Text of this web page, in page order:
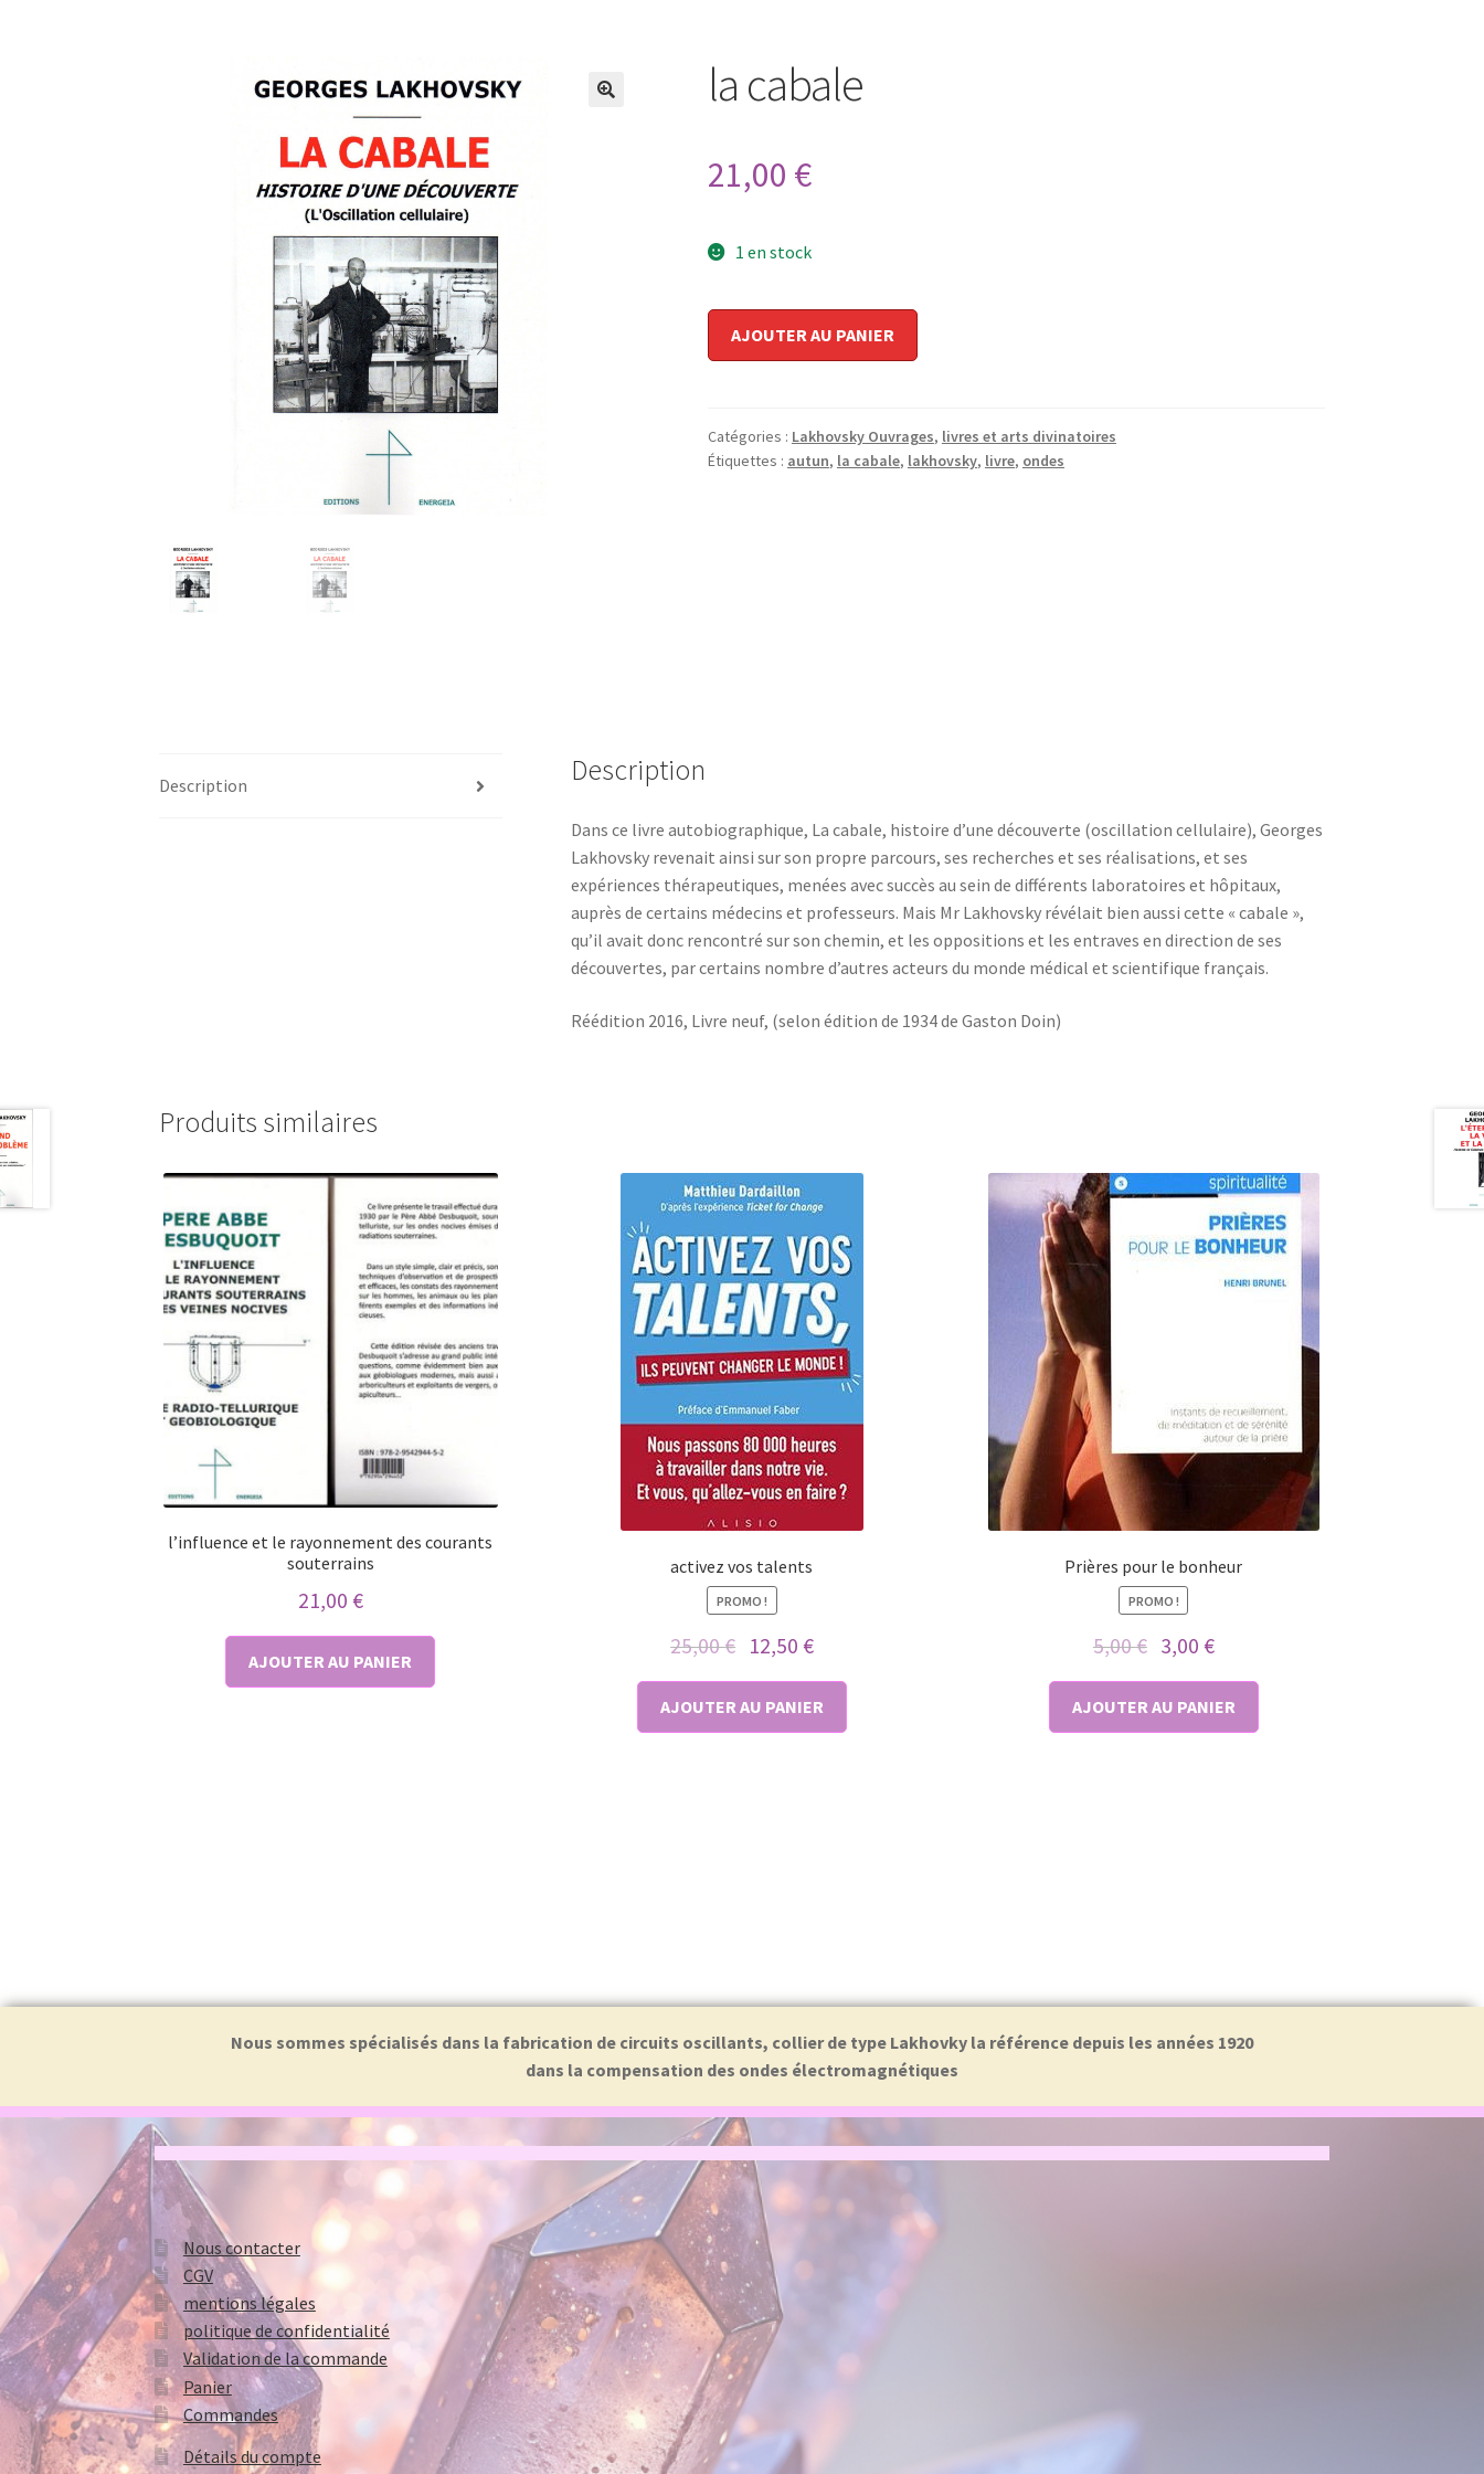
la cabale
21,00 €
1 en stock
AJOUTER AU PANIER
Catégories : Lakhovsky Ouvrages, livres et arts divinatoires
Étiquettes : autun, la cabale, lakhovsky, livre, ondes
Description Description
Dans ce livre autobiographique, La cabale, histoire d’une découverte (oscillation cellulaire), Georges
Lakhovsky revenait ainsi sur son propre parcours, ses recherches et ses réalisations, et ses
expériences thérapeutiques, menées avec succès au sein de différents laboratoires et hôpitaux,
auprès de certains médecins et professeurs. Mais Mr Lakhovsky révélait bien aussi cette « cabale »,
qu’il avait donc rencontré sur son chemin, et les oppositions et les entraves en direction de ses
découvertes, par certains nombre d’autres acteurs du monde médical et scientifique français.
Réédition 2016, Livre neuf, (selon édition de 1934 de Gaston Doin)
Produits similaires
l’influence et le rayonnement des courants
souterrains
21,00 €
AJOUTER AU PANIER
activez vos talents
PROMO !
25,00€
Le
initial
était :
25,00 €.
12,50 €Le
actuel
est :
12,50 €.
AJOUTER AU PANIER
Prières pour le bonheur
PROMO !
5,00€
Le
prix
initial
était :
5,00 €.
3,00 €Le
actuel
est :
3,00 €.
AJOUTER AU PANIER
Nous sommes spécialisés dans la fabrication de circuits oscillants, collier de type Lakhovky la référence depuis les années 1920
dans la compensation des ondes électromagnétiques
Nous contacter
CGV
mentions légales
politique de confidentialité
Validation de la commande
Panier
Commandes
Détails du compte